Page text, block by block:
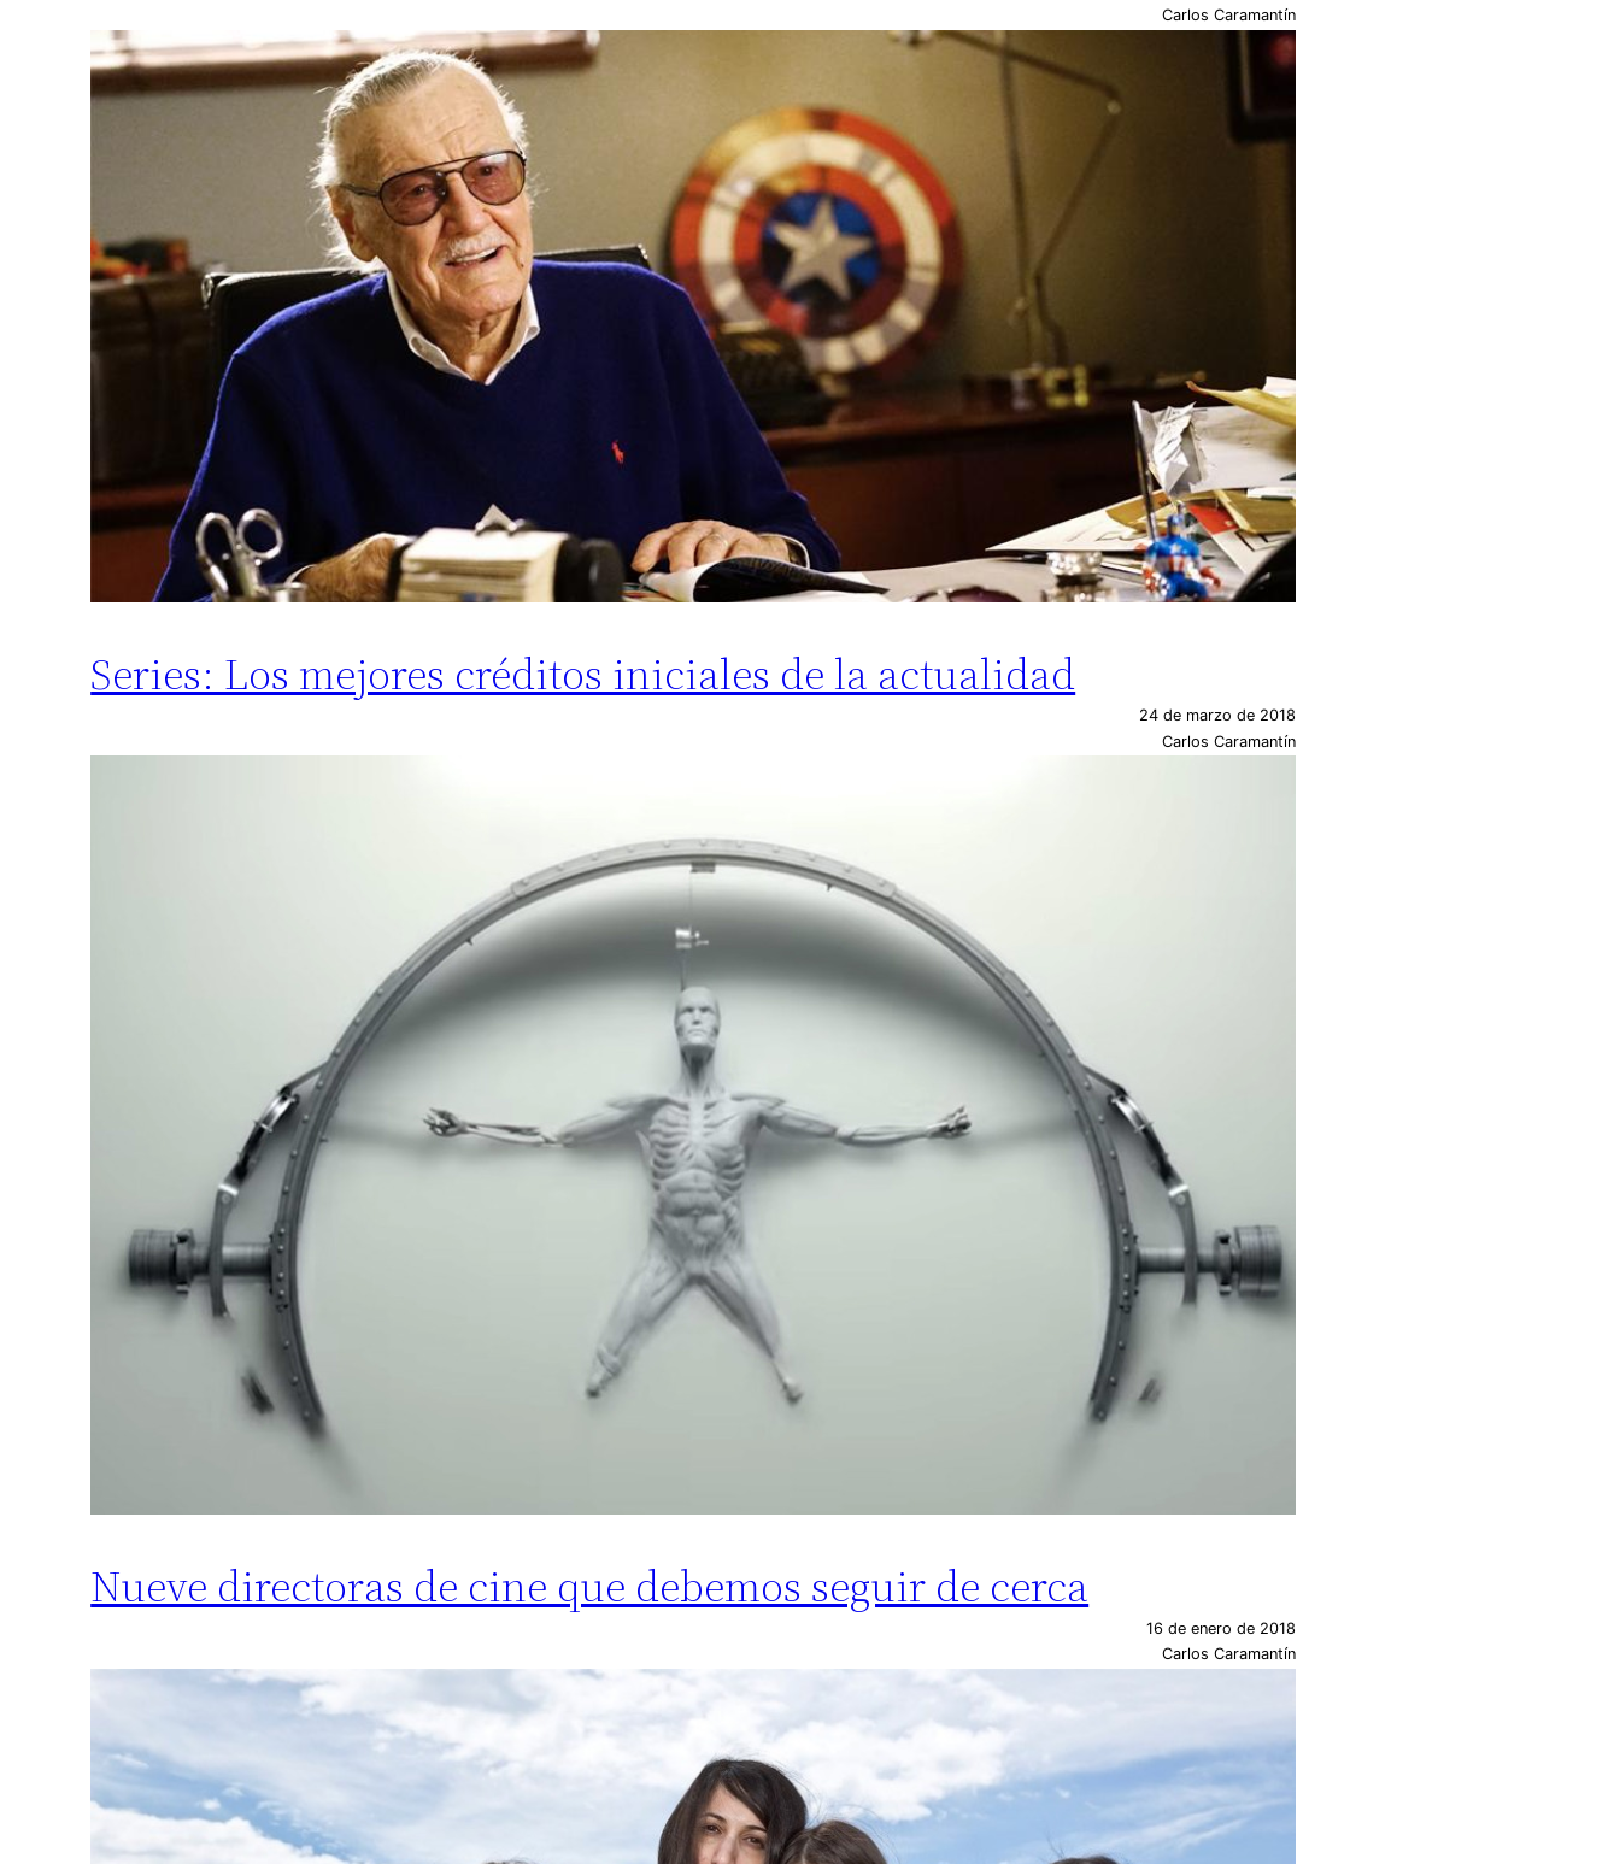
Carlos Caramantín
Series: Los mejores créditos iniciales de la actualidad
24 de marzo de 2018
Carlos Caramantín
Nueve directoras de cine que debemos seguir de cerca
16 de enero de 2018
Carlos Caramantín